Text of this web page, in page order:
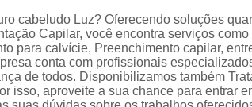
cabeludo Luz? Oferecendo soluções
Capilar, você encontra serviços
para calvície, Preenchimento capilar,
conta com profissionais
de todos. Disponibilizamos também
isso, aproveite a sua chance para entrar